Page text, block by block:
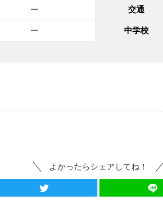
ー 交通
ー 中学校
よかったらシェアしてね！